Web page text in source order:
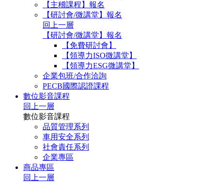
【主稽課程】報名
【研討會/微講堂】報名
回上一層
【研討會/微講堂】報名
【免費研討會】
【領導力ISO微講堂】
【領導力ESG微講堂】
企業包班/合作洽詢
PECB國際認證課程
數位影音課程
回上一層
數位影音課程
品質管理系列
車用安全系列
社會責任系列
企業專區
商品專區
回上一層